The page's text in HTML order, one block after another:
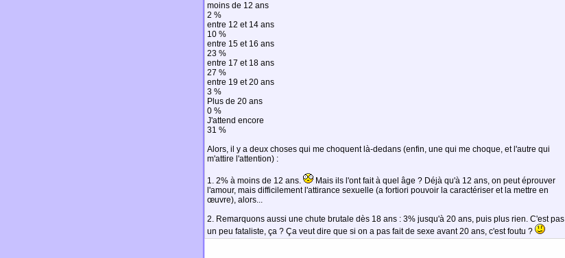
moins de 12 ans
2 %
entre 12 et 14 ans
10 %
entre 15 et 16 ans
23 %
entre 17 et 18 ans
27 %
entre 19 et 20 ans
3 %
Plus de 20 ans
0 %
J'attend encore
31 %
Alors, il y a deux choses qui me choquent là-dedans (enfin, une qui me choque, et l'autre qui
m'attire l'attention) :
1. 2% à moins de 12 ans.
Mais ils l'ont fait à quel âge ? Déjà qu'à 12 ans, on peut éprouver
l'amour, mais difficilement l'attirance sexuelle (a fortiori pouvoir la caractériser et la mettre en
œuvre), alors...
2. Remarquons aussi une chute brutale dès 18 ans : 3% jusqu'à 20 ans, puis plus rien. C'est pas
un peu fataliste, ça ? Ça veut dire que si on a pas fait de sexe avant 20 ans, c'est foutu ?